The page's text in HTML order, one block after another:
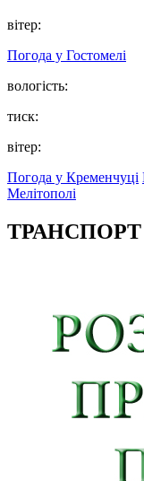
вітер:
Погода у Гостомелі
вологість:
тиск:
вітер:
Погода у Кременчуці
Мелітополі